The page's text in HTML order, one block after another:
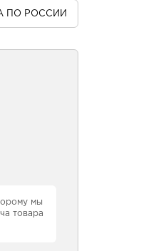
ПО РОССИИ
мы
товара